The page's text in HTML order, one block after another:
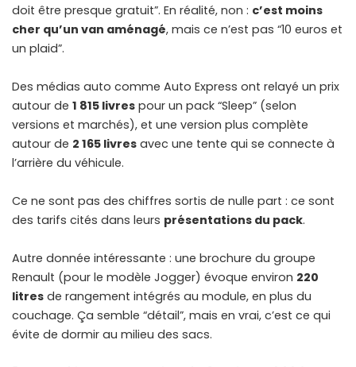
doit être presque gratuit”. En réalité, non : c’est moins
cher qu’un van aménagé, mais ce n’est pas “10 euros et
un plaid”.
Des médias auto comme Auto Express ont relayé un prix
autour de 1 815 livres pour un pack “Sleep” (selon
versions et marchés), et une version plus complète
autour de 2 165 livres avec une tente qui se connecte à
l’arrière du véhicule.
Ce ne sont pas des chiffres sortis de nulle part : ce sont
des tarifs cités dans leurs présentations du pack.
Autre donnée intéressante : une brochure du groupe
Renault (pour le modèle Jogger) évoque environ 220
litres de rangement intégrés au module, en plus du
couchage. Ça semble “détail”, mais en vrai, c’est ce qui
évite de dormir au milieu des sacs.